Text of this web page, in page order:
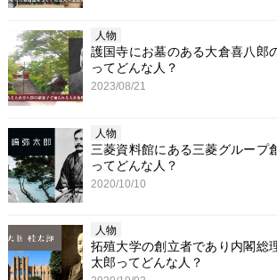
人物
護国寺にお墓のある大倉喜八郎
ってどんな人？
2023/08/21
人物
三菱資料館にある三菱グループ
ってどんな人？
2020/10/10
人物
拓殖大学の創立者であり内閣総
太郎ってどんな人？